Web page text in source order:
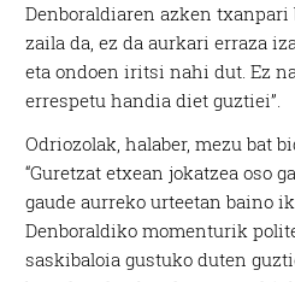
Denboraldiaren azken txanpari
zaila da, ez da aurkari erraza
eta ondoen iritsi nahi dut. Ez
errespetu handia diet guztiei”.
Odriozolak, halaber, mezu bat
“Guretzat etxean jokatzea oso
gaude aurreko urteetan baino
Denboraldiko momenturik
saskibaloia gustuko duten